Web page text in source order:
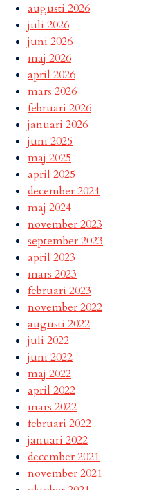
augusti 2026
juli 2026
juni 2026
maj 2026
april 2026
mars 2026
februari 2026
januari 2026
juni 2025
maj 2025
april 2025
december 2024
maj 2024
november 2023
september 2023
april 2023
mars 2023
februari 2023
november 2022
augusti 2022
juli 2022
juni 2022
maj 2022
april 2022
mars 2022
februari 2022
januari 2022
december 2021
november 2021